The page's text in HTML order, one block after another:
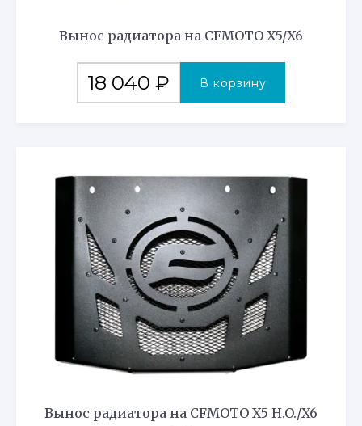
Вынос радиатора на CFMOTO X5/X6
18 040 ₽ В корзину
Вынос радиатора на CFMOTO X5 H.O./X6